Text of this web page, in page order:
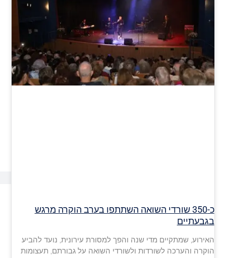
כ-350 שורדי השואה השתתפו בערב הוקרה מרגש
בגבעתיים
האירוע, שמתקיים מדי שנה והפך למסורת עירונית, נועד להביע
הוקרה והערכה לשורדות ולשורדי השואה על גבורתם, תעצומות